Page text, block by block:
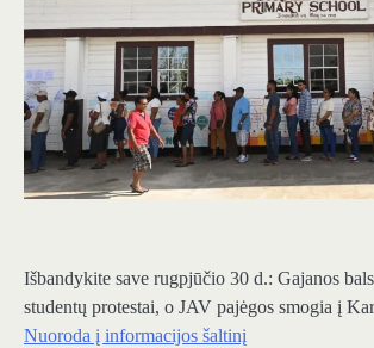
Išbandykite save rugpjūčio 30 d.: Gajanos
studentų protestai, o JAV pajėgos smogia į
Nuoroda į informacijos šaltinį